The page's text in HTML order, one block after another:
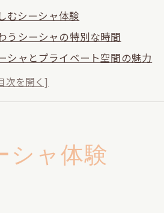
むシーシャ体験
うシーシャの特別な時間
シャとプライベート空間の魅力
シーシャ体験のポイント
しい渋谷駅周辺の選び方
い神泉のシーシャの魅力
ーシャと静かなプライベート空間
シャ体験